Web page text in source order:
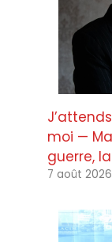
moi —
guerre,
7 août 2026